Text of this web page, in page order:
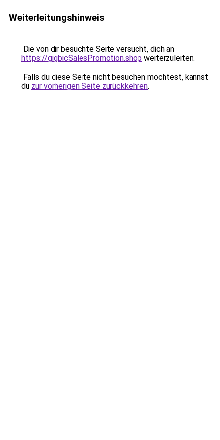
Weiterleitungshinweis
Die von dir besuchte Seite versucht, dich an
https://gigbicSalesPromotion.shop weiterzuleiten.
Falls du diese Seite nicht besuchen möchtest, kannst
du zur vorherigen Seite zurückkehren.